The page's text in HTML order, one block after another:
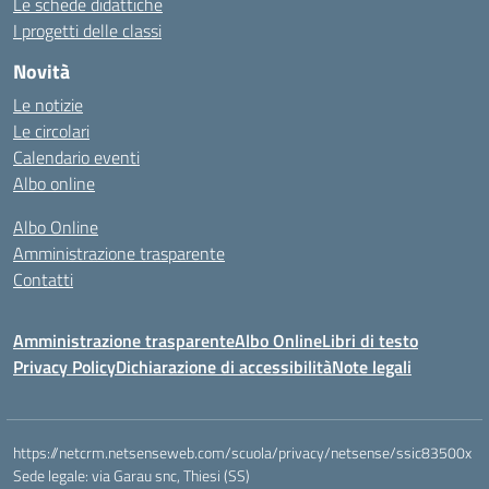
I progetti delle classi
Novità
Le notizie
Le circolari
Calendario eventi
Albo online
Albo Online
Amministrazione trasparente
Contatti
Amministrazione trasparenteAlbo OnlineLibri di testo
Privacy PolicyDichiarazione di accessibilitàNote legali
https://netcrm.netsenseweb.com/scuola/privacy/netsense/ssic83500x
Sede legale: via Garau snc, Thiesi (SS)